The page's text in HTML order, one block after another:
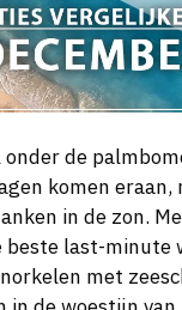
de
komen eraan,
in de zon.
beste last-minute
met